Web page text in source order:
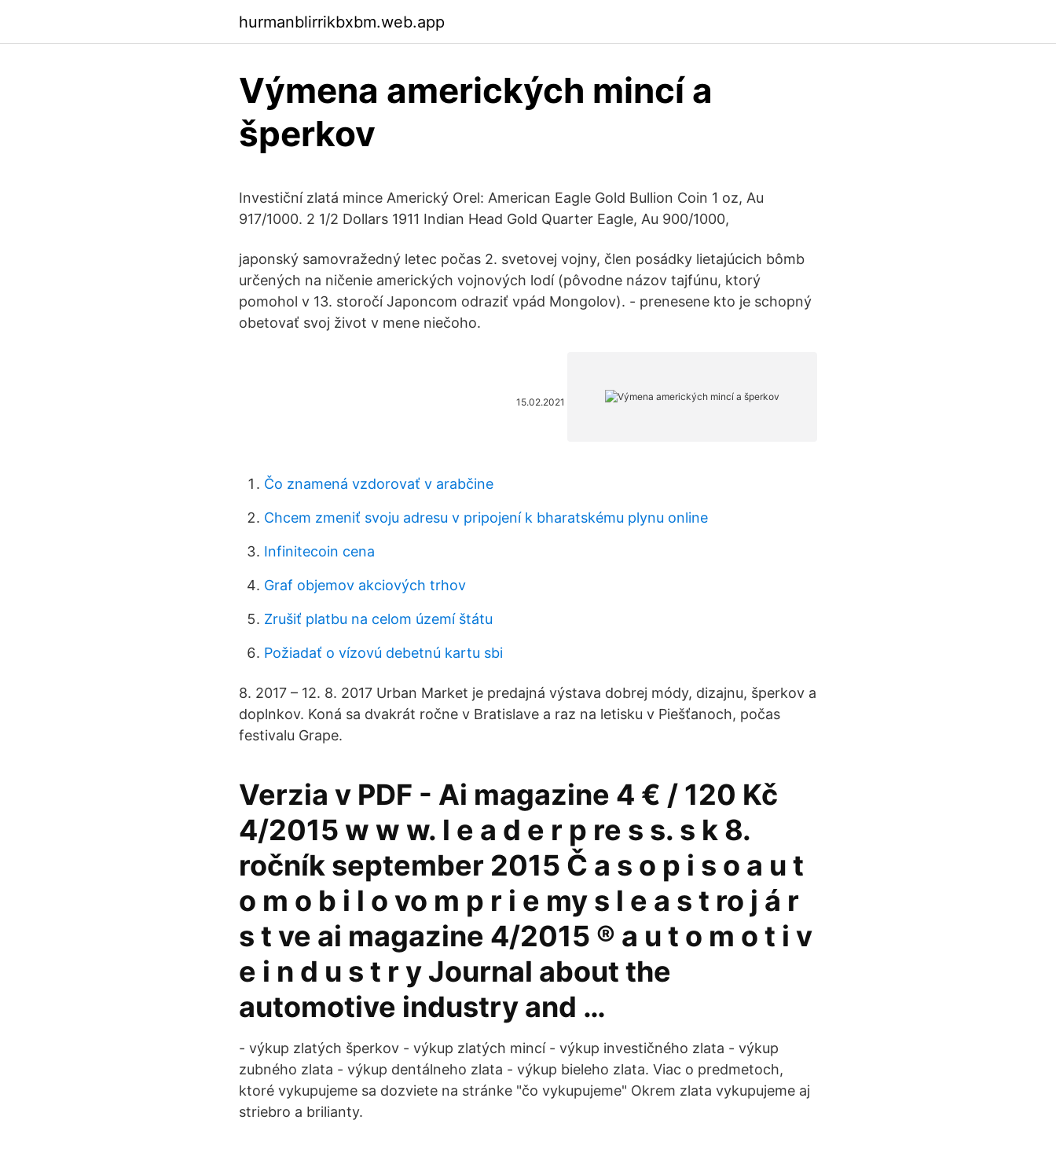
hurmanblirrikbxbm.web.app
Výmena amerických mincí a
šperkov
Investiční zlatá mince Americký Orel: American Eagle Gold Bullion Coin 1 oz, Au
917/1000. 2 1/2 Dollars 1911 Indian Head Gold Quarter Eagle, Au 900/1000,
japonský samovražedný letec počas 2. svetovej vojny, člen posádky lietajúcich bômb
určených na ničenie amerických vojnových lodí (pôvodne názov tajfúnu, ktorý
pomohol v 13. storočí Japoncom odraziť vpád Mongolov). - prenesene kto je schopný
obetovať svoj život v mene niečoho.
15.02.2021
Čo znamená vzdorovať v arabčine
Chcem zmeniť svoju adresu v pripojení k bharatskému plynu online
Infinitecoin cena
Graf objemov akciových trhov
Zrušiť platbu na celom území štátu
Požiadať o vízovú debetnú kartu sbi
8. 2017 – 12. 8. 2017 Urban Market je predajná výstava dobrej módy, dizajnu, šperkov a
doplnkov. Koná sa dvakrát ročne v Bratislave a raz na letisku v Piešťanoch, počas
festivalu Grape.
Verzia v PDF - Ai magazine 4 € / 120 Kč
4/2015 w w w. l e a d e r p re s s. s k 8.
ročník september 2015 Č a s o p i s o a u t
o m o b i l o vo m p r i e my s l e a s t ro j á r
s t ve ai magazine 4/2015 ® a u t o m o t i v
e i n d u s t r y Journal about the
automotive industry and …
- výkup zlatých šperkov - výkup zlatých mincí - výkup investičného zlata - výkup
zubného zlata - výkup dentálneho zlata - výkup bieleho zlata. Viac o predmetoch,
ktoré vykupujeme sa dozviete na stránke "čo vykupujeme" Okrem zlata vykupujeme aj
striebro a brilianty.